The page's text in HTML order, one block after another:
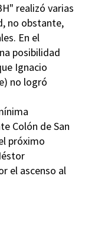
realizó varias
no obstante,
En el
posibilidad
Ignacio
no logró
Colón de San
próximo
el ascenso al